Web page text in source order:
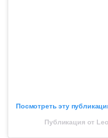
Посмотреть эту
Публикация от